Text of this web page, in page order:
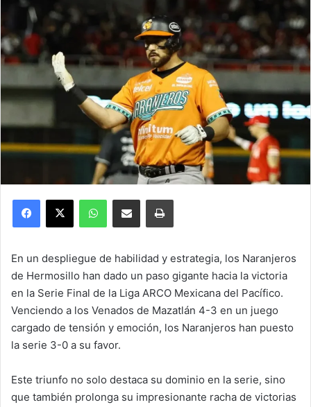
Facebook
X WhatsAppCompartir por correo electrónicoImprimir
En un despliegue de habilidad y estrategia, los Naranjeros
de Hermosillo han dado un paso gigante hacia la victoria
en la Serie Final de la Liga ARCO Mexicana del Pacífico.
Venciendo a los Venados de Mazatlán 4-3 en un juego
cargado de tensión y emoción, los Naranjeros han puesto
la serie 3-0 a su favor.
Este triunfo no solo destaca su dominio en la serie, sino
que también prolonga su impresionante racha de victorias